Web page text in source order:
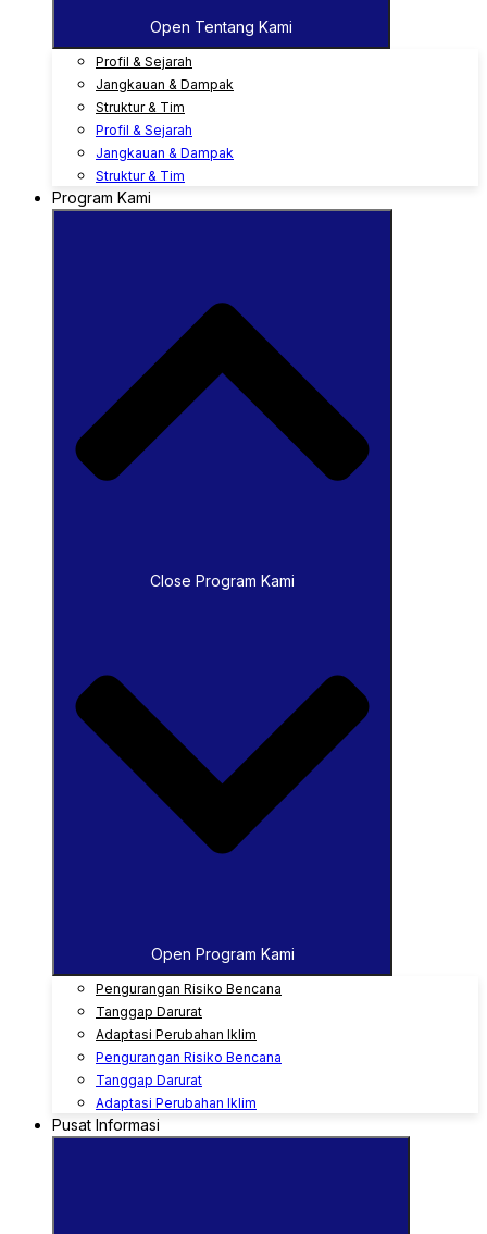
Open Tentang Kami
Profil & Sejarah
Jangkauan & Dampak
Struktur & Tim
Profil & Sejarah
Jangkauan & Dampak
Struktur & Tim
Program Kami
Close Program Kami
Open Program Kami
Pengurangan Risiko Bencana
Tanggap Darurat
Adaptasi Perubahan Iklim
Pengurangan Risiko Bencana
Tanggap Darurat
Adaptasi Perubahan Iklim
Pusat Informasi